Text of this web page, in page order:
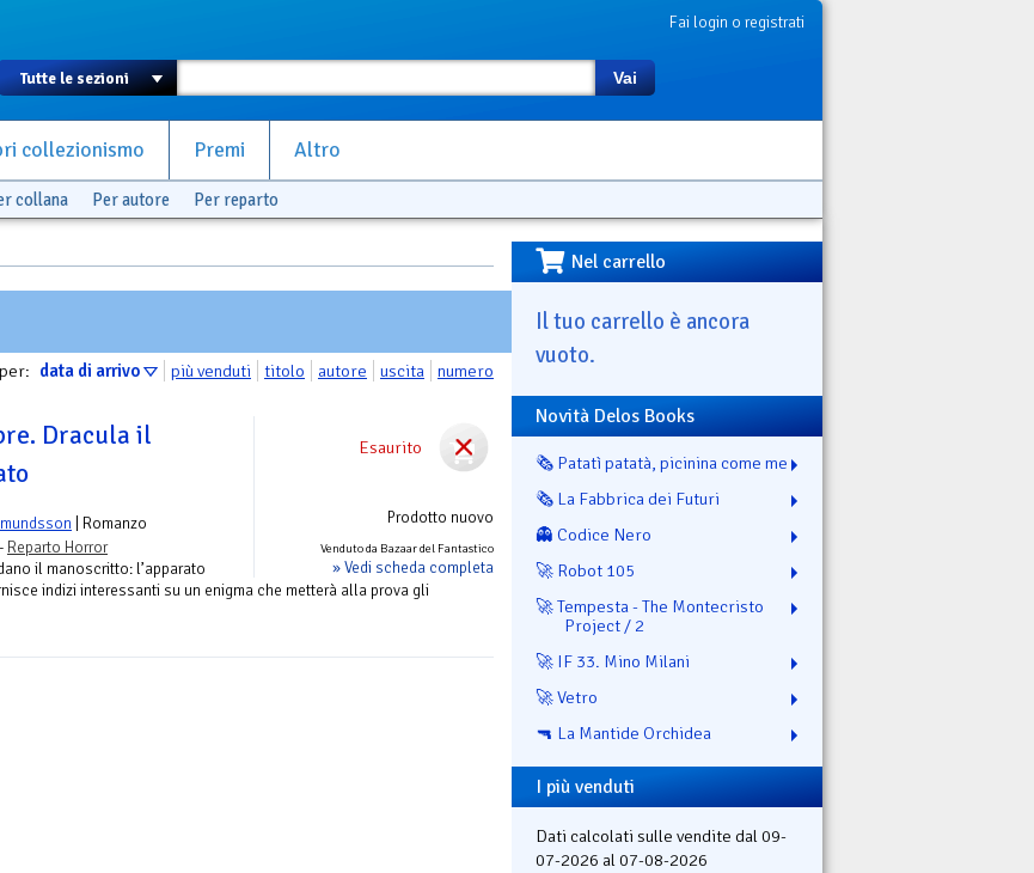
Fai login o registrati
Vai
collezionismo Premi Altro
collana Per autore Per reparto
data di arrivo più venduti titolo autore uscita numero
Esaurito
Prodotto nuovo
Venduto da Bazaar del Fantastico
» Vedi scheda completa
Dracula il
| Romanzo
Reparto Horror
il manoscritto: l’apparato
indizi interessanti su un enigma che metterà alla prova gli
Nel carrello
Il tuo carrello è ancora
vuoto.
Novità Delos Books
🗞️ Patatì patatà, picinina come me
🗞️ La Fabbrica dei Futuri
👻 Codice Nero
🚀 Robot 105
🚀 Tempesta - The Montecristo
Project / 2
🚀 IF 33. Mino Milani
🚀 Vetro
🔫 La Mantide Orchidea
I più venduti
Dati calcolati sulle vendite dal 09-
07-2026 al 07-08-2026